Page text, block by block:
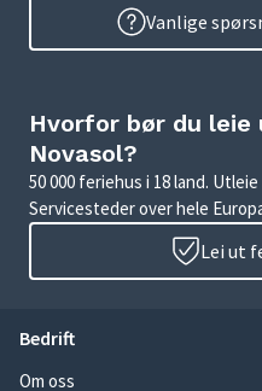
Vanlige
Hvorfor bør du
Novasol?
50 000 feriehus i 18 land.
Servicesteder over hele
Lei ut
Bedrift
Om oss